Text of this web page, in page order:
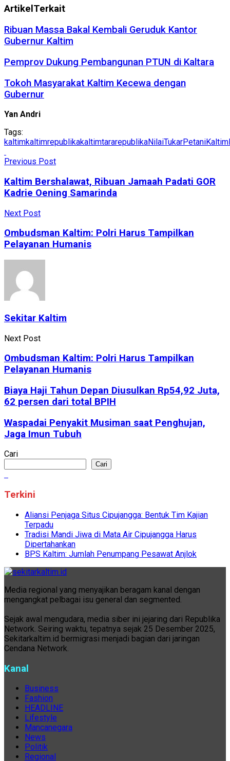
Artikel Terkait
Ribuan Massa Bakal Kembali Geruduk Kantor
Gubernur Kaltim
Pemprov Dukung Pembangunan PTUN di Kaltara
Tokoh Masyarakat Kaltim Kecewa dengan
Gubernur
Yan Andri
Tags:
kaltimkaltimrepublikakaltimtararepublikaNilaiTukarPetaniKaltim
Previous Post
Kaltim Bershalawat, Ribuan Jamaah Padati GOR
Kadrie Oening Samarinda
Next Post
Ombudsman Kaltim: Polri Harus Tampilkan
Pelayanan Humanis
Sekitar Kaltim
Next Post
Ombudsman Kaltim: Polri Harus Tampilkan
Pelayanan Humanis
Biaya Haji Tahun Depan Diusulkan Rp54,92 Juta,
62 persen dari total BPIH
Waspadai Penyakit Musiman saat Penghujan,
Jaga Imun Tubuh
Cari
Cari
Terkini
Aliansi Penjaga Situs Cipujangga: Bentuk Tim Kajian
Terpadu
Tradisi Mandi Jiwa di Mata Air Cipujangga Harus
Dipertahankan
BPS Kaltim: Jumlah Penumpang Pesawat Anjlok
Media regional yang menyajikan beragam kanal dengan
mengangkat pelbagai isu general dan segmented.
Sejak awal mengudara, media siber ini jejaring dari Republika
Network. Seiring waktu, tepatnya sejak 25 Desember 2025,
Sekitarkaltim.id bermigrasi menjadi bagian dari jaringan
Cendana Network.
Kanal
Business
Fashion
HEADLINE
Lifestyle
Mancanegara
News
Politik
Regional